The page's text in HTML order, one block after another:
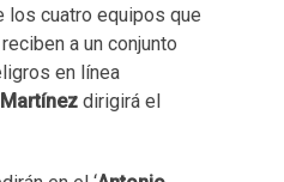
los cuatro equipos que
a un conjunto
en línea
dirigirá el